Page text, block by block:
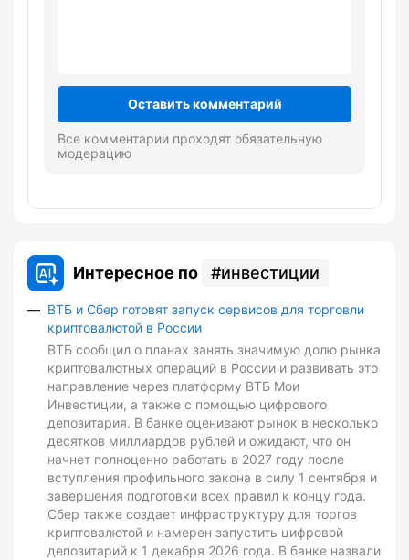
Оставить комментарий
Все комментарии проходят обязательную
модерацию
Интересное по инвестиции
ВТБ и Сбер готовят запуск сервисов для торговли
криптовалютой в России
ВТБ сообщил о планах занять значимую долю рынка
криптовалютных операций в России и развивать это
направление через платформу ВТБ Мои
Инвестиции, а также с помощью цифрового
депозитария. В банке оценивают рынок в несколько
десятков миллиардов рублей и ожидают, что он
начнет полноценно работать в 2027 году после
вступления профильного закона в силу 1 сентября и
завершения подготовки всех правил к концу года.
Сбер также создает инфраструктуру для торгов
криптовалютой и намерен запустить цифровой
депозитарий к 1 декабря 2026 года. В банке назвали